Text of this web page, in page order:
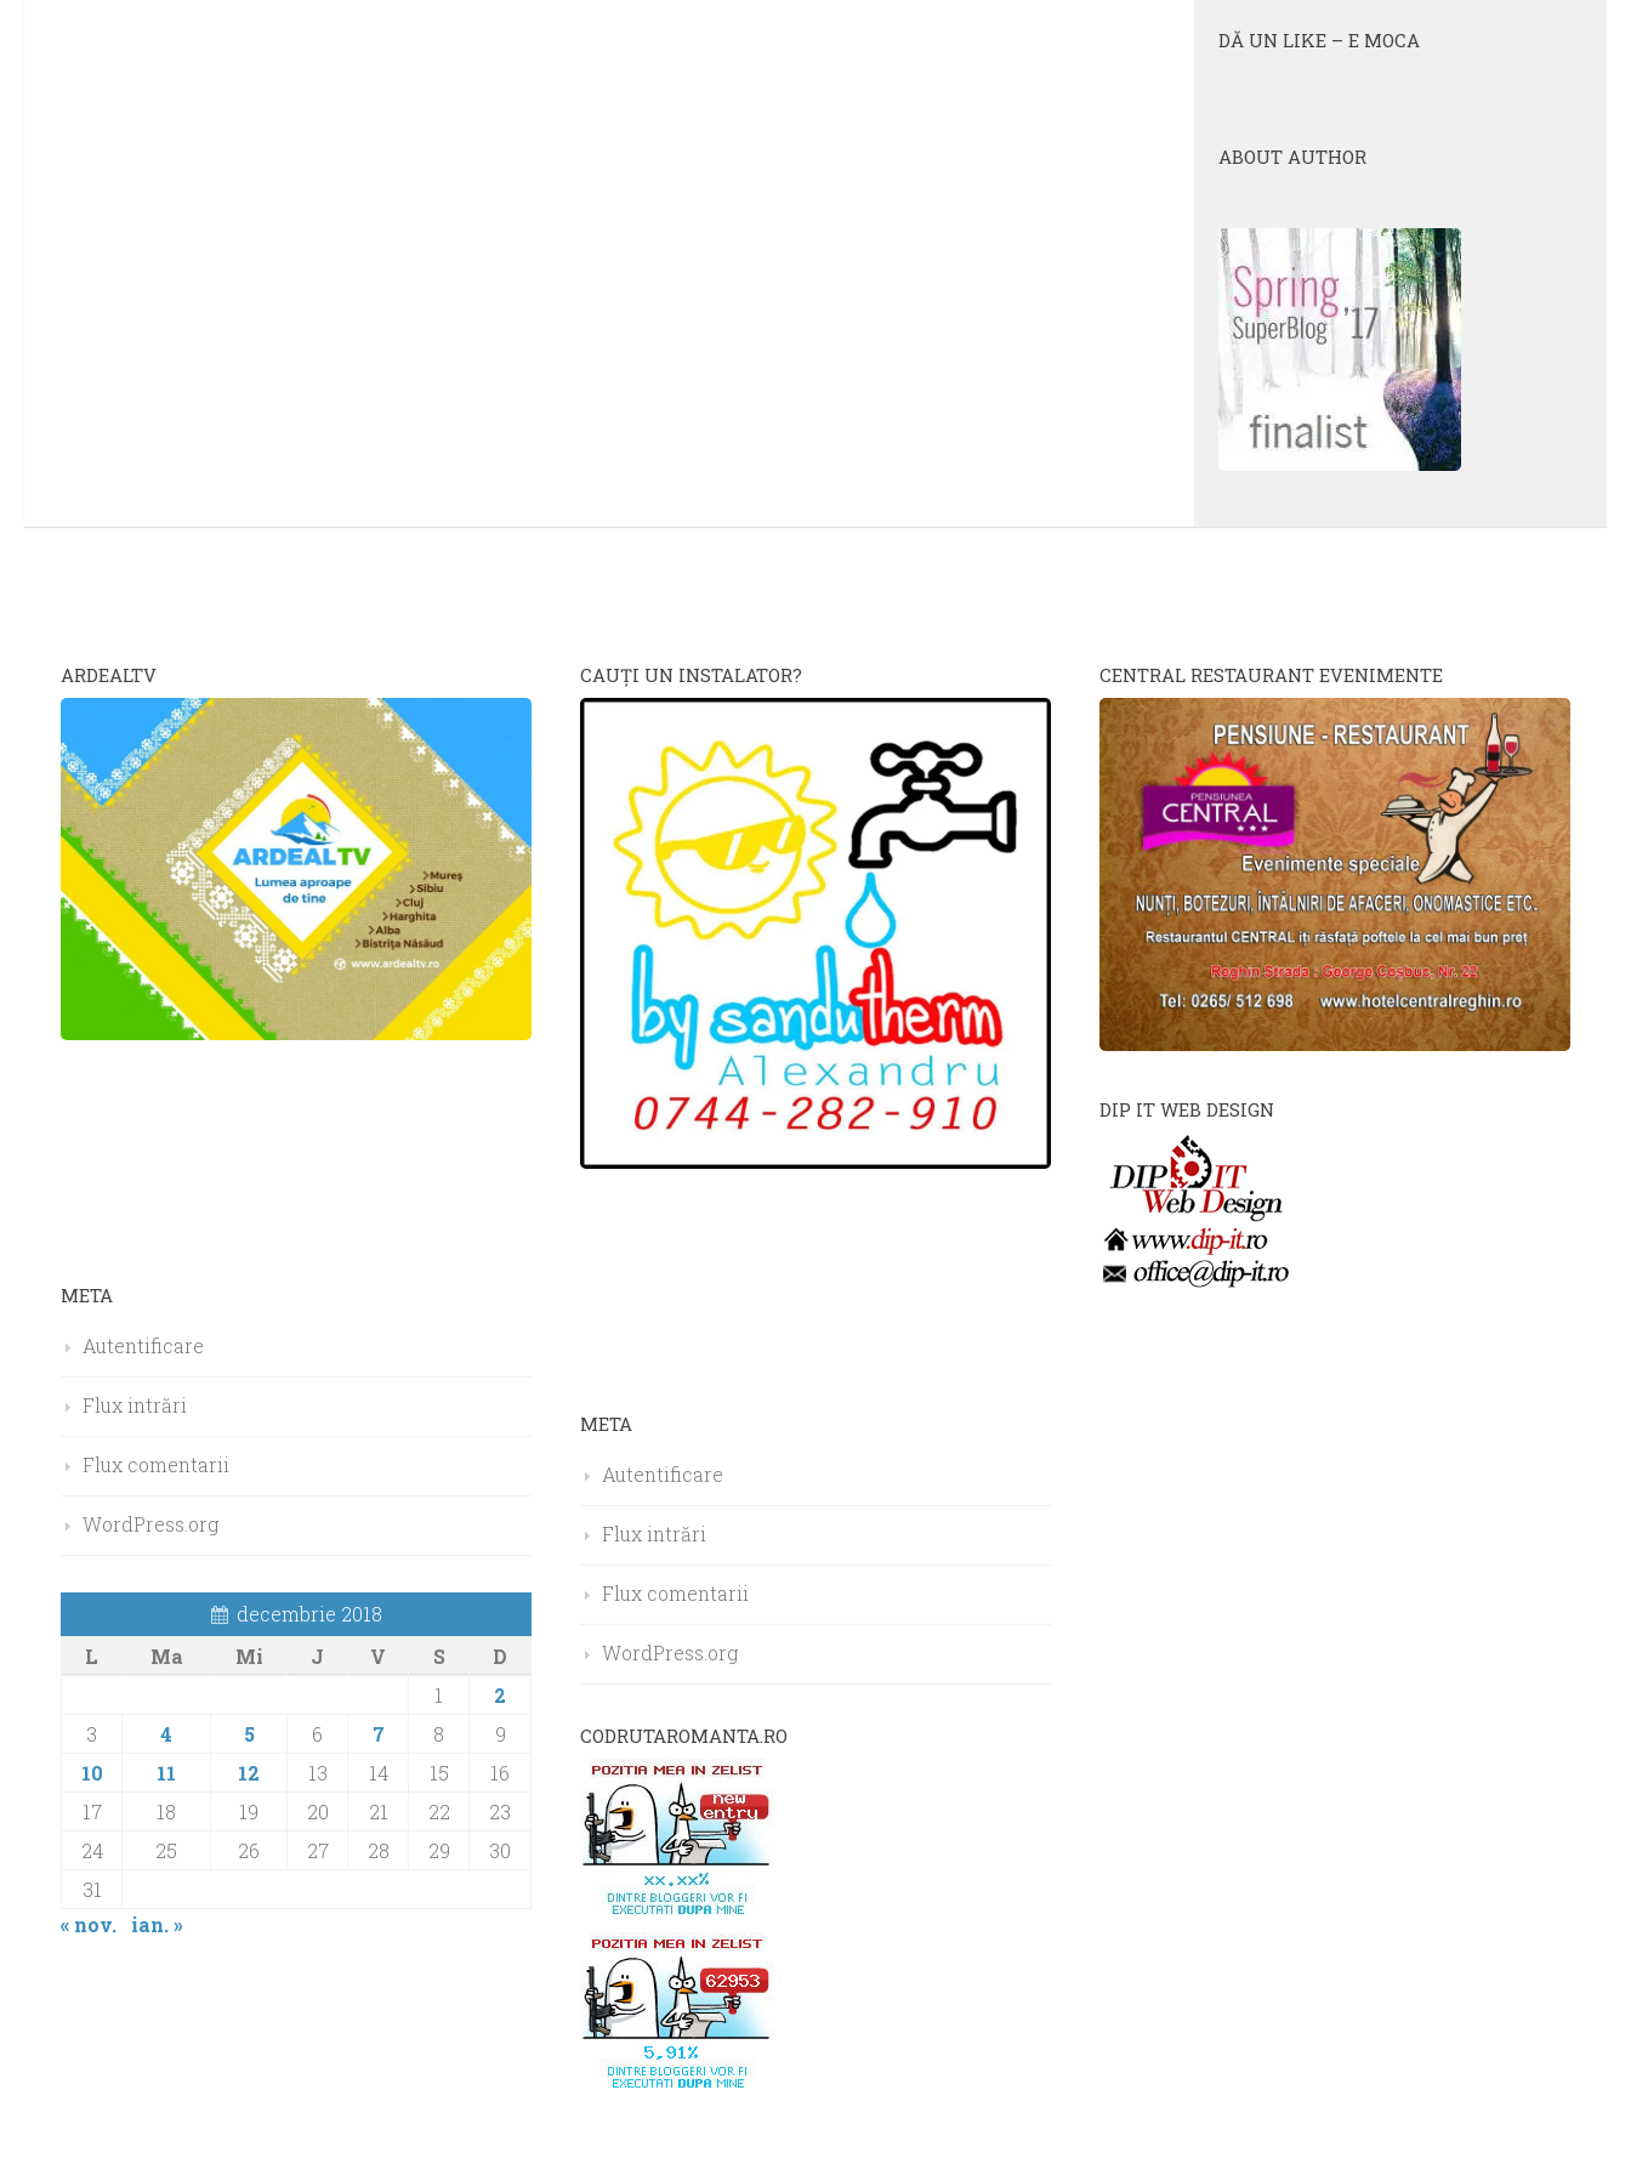
DĂ UN LIKE – E MOCA
ABOUT AUTHOR
ARDEALTV
META
Autentificare
Flux intrări
Flux comentarii
WordPress.org
decembrie 2018
L
Ma Mi J V S
D
1
2
3
4 5 6 7 8
9
10
11 12 13 14 15
16
17
18 19 20 21 22
23
24
25 26 27 28 29
30
31
« nov.
ian. »
CAUŢI UN INSTALATOR?
META
Autentificare
Flux intrări
Flux comentarii
WordPress.org
CODRUTAROMANTA.RO
CENTRAL RESTAURANT EVENIMENTE
DIP IT WEB DESIGN